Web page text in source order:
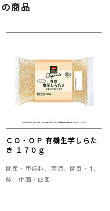
商品
ＣＯ・ＯＰ 有機生芋しらた
き １７０ｇ
関東・甲信越、東海、関西・北
陸、中国・四国